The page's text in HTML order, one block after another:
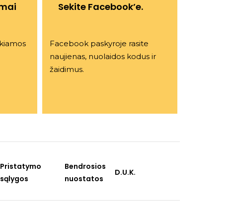
Sekite Facebook’e.
Facebook paskyroje rasite
naujienas, nuolaidos kodus ir
žaidimus.
Pristatymo
sąlygos
Bendrosios
nuostatos
D.U.K.